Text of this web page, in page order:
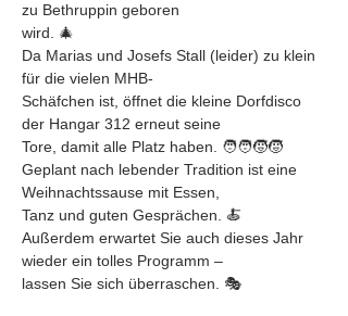
zu Bethruppin geboren
wird. 🎄
Da Marias und Josefs Stall (leider) zu klein
für die vielen MHB-
Schäfchen ist, öffnet die kleine Dorfdisco
der Hangar 312 erneut seine
Tore, damit alle Platz haben. 🧑‍🧑‍🧒‍🧒
Geplant nach lebender Tradition ist eine
Weihnachtssause mit Essen,
Tanz und guten Gesprächen. 🍝
Außerdem erwartet Sie auch dieses Jahr
wieder ein tolles Programm –
lassen Sie sich überraschen. 🎭